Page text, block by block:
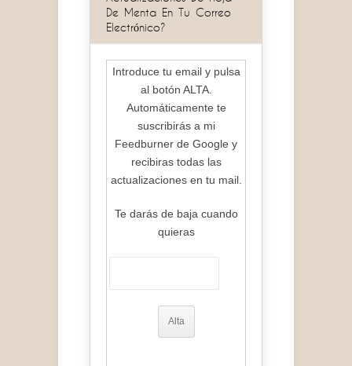
De Menta En Tu Correo
Electrónico?
Introduce tu email y pulsa
al botón ALTA.
Automáticamente te
suscribirás a mi
Feedburner de Google y
recibiras todas las
actualizaciones en tu mail.
Te darás de baja cuando
quieras